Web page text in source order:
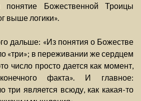
понятие Божественной Троицы
выше логики».
дальше: «Из понятия о Божестве
«три»; в переживании же сердцем
число просто дается как момент,
факта». И главное:
три является всюду, как какая-то